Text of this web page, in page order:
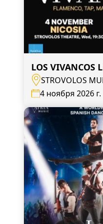
LOS VIVANCOS
STROVOLOS
100 Strovolou
4 ноября 2026 г.